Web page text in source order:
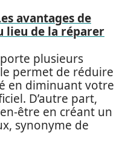
avantages de
lieu de la réparer
plusieurs
permet de réduire
en diminuant votre
D’autre part,
être en créant un
synonyme de